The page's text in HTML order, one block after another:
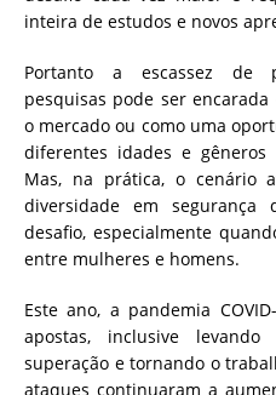
inteira de estudos e novos
Portanto a escassez de
pesquisas pode ser
o mercado ou como uma
diferentes idades e gêneros
Mas, na prática, o cenário
diversidade em
desafio, especialmente
entre mulheres e homens.
Este ano, a pandemia
apostas, inclusive
superação e tornando o
ataques continuaram a